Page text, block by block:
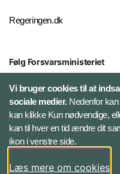
Regeringen.dk
Følg Forsvarsministeriet
X
LinkedIn
Instagram
Vi bruger cookies til at
sociale medier.Nedenfor kan
kan klikke Kun nødvendige,
kan til hver en tid ændre dit
ikon i venstre side.
Læs mere om cookies